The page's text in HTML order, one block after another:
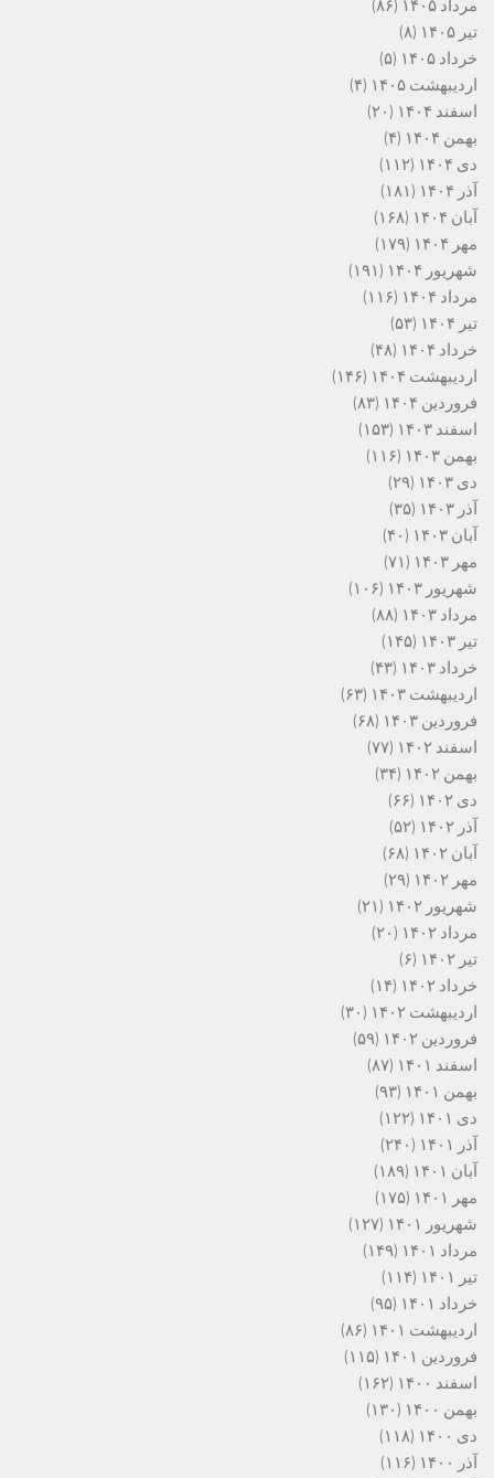
مرداد ۱۴۰۵
(۸۶)
تیر ۱۴۰۵
(۸)
خرداد ۱۴۰۵
(۵)
اردیبهشت ۱۴۰۵
(۴)
اسفند ۱۴۰۴
(۲۰)
بهمن ۱۴۰۴
(۴)
دی ۱۴۰۴
(۱۱۲)
آذر ۱۴۰۴
(۱۸۱)
آبان ۱۴۰۴
(۱۶۸)
مهر ۱۴۰۴
(۱۷۹)
شهریور ۱۴۰۴
(۱۹۱)
مرداد ۱۴۰۴
(۱۱۶)
تیر ۱۴۰۴
(۵۳)
خرداد ۱۴۰۴
(۴۸)
اردیبهشت ۱۴۰۴
(۱۴۶)
فروردین ۱۴۰۴
(۸۳)
اسفند ۱۴۰۳
(۱۵۳)
بهمن ۱۴۰۳
(۱۱۶)
دی ۱۴۰۳
(۲۹)
آذر ۱۴۰۳
(۳۵)
آبان ۱۴۰۳
(۴۰)
مهر ۱۴۰۳
(۷۱)
شهریور ۱۴۰۳
(۱۰۶)
مرداد ۱۴۰۳
(۸۸)
تیر ۱۴۰۳
(۱۴۵)
خرداد ۱۴۰۳
(۴۳)
اردیبهشت ۱۴۰۳
(۶۳)
فروردین ۱۴۰۳
(۶۸)
اسفند ۱۴۰۲
(۷۷)
بهمن ۱۴۰۲
(۳۴)
دی ۱۴۰۲
(۶۶)
آذر ۱۴۰۲
(۵۲)
آبان ۱۴۰۲
(۶۸)
مهر ۱۴۰۲
(۲۹)
شهریور ۱۴۰۲
(۲۱)
مرداد ۱۴۰۲
(۲۰)
تیر ۱۴۰۲
(۶)
خرداد ۱۴۰۲
(۱۴)
اردیبهشت ۱۴۰۲
(۳۰)
فروردین ۱۴۰۲
(۵۹)
اسفند ۱۴۰۱
(۸۷)
بهمن ۱۴۰۱
(۹۳)
دی ۱۴۰۱
(۱۲۲)
آذر ۱۴۰۱
(۲۴۰)
آبان ۱۴۰۱
(۱۸۹)
مهر ۱۴۰۱
(۱۷۵)
شهریور ۱۴۰۱
(۱۲۷)
مرداد ۱۴۰۱
(۱۴۹)
تیر ۱۴۰۱
(۱۱۴)
خرداد ۱۴۰۱
(۹۵)
اردیبهشت ۱۴۰۱
(۸۶)
فروردین ۱۴۰۱
(۱۱۵)
اسفند ۱۴۰۰
(۱۶۲)
بهمن ۱۴۰۰
(۱۳۰)
دی ۱۴۰۰
(۱۱۸)
آذر ۱۴۰۰
(۱۱۶)